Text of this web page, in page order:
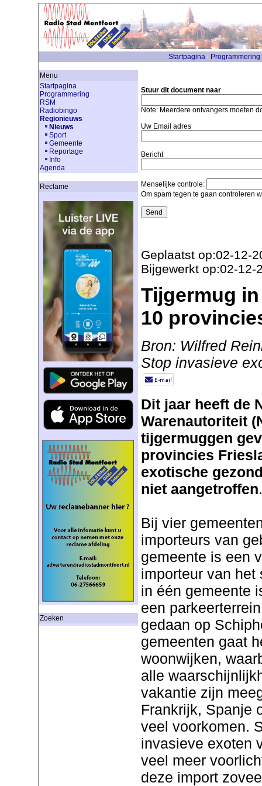
Startpagina Programmering
Menu
Startpagina
Programmering
RSM
Radiobingo
Regionieuws
Nieuws
Sport
Gemeente
Reportage
Info
Agenda
Reclame
Zoeken
Stuur dit document naar
Note: Meerdere ontvangers moeten
Uw Email adres
Bericht
Menselijke controle:
Om spam tegen te gaan controleren
Geplaatst op:02-12-
Bijgewerkt op:02-12-
Tijgermug
10
Bron: Wilfred
Stop invasieve
Dit jaar heeft de
Warenautoriteit
tijgermuggen
provincies
exotische
niet aangetroffen.
Bij vier
importeurs van
gemeente is een
importeur van het
in één gemeente
een
gedaan op
gemeenten gaat
woonwijken,
alle
vakantie zijn
Frankrijk, Spanje
veel voorkomen.
invasieve exoten
veel meer
deze import